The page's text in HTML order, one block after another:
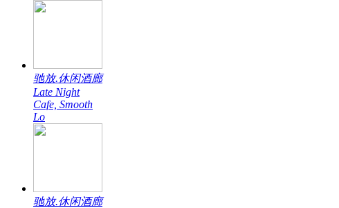
驰放.休闲酒廊
Late Night
Cafe, Smooth
Lo
驰放.休闲酒廊